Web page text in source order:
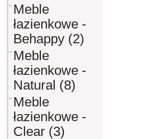
Meble
łazienkowe -
Behappy (2)
Meble
łazienkowe -
Natural (8)
Meble
łazienkowe -
Clear (3)